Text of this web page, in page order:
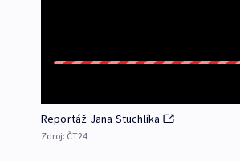
Reportáž Jana Stuchlíka
Zdroj: ČT24